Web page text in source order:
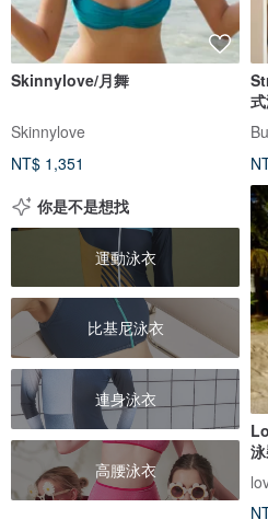
Skinnylove/月舞
Skinnylove
NT$ 1,351
你是不是想找
運動泳衣
比基尼泳衣
連身泳衣
高腰泳衣